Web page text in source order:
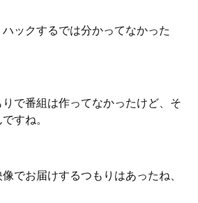
ックするでは分かってなかった
で番組は作ってなかったけど、そ
すね。
でお届けするつもりはあったね、